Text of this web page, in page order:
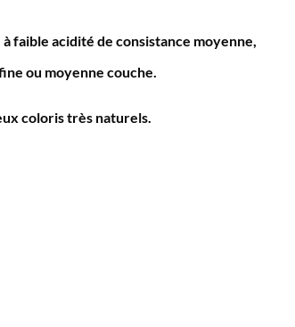
faible acidité de consistance moyenne,
ou moyenne couche.
coloris très naturels.